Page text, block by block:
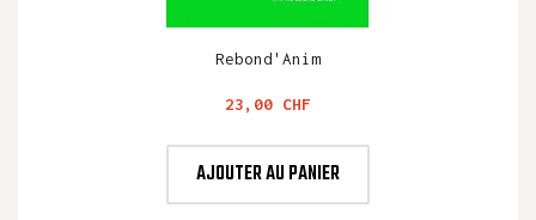
Rebond'Anim
Prix
23,00 CHF
AJOUTER AU PANIER